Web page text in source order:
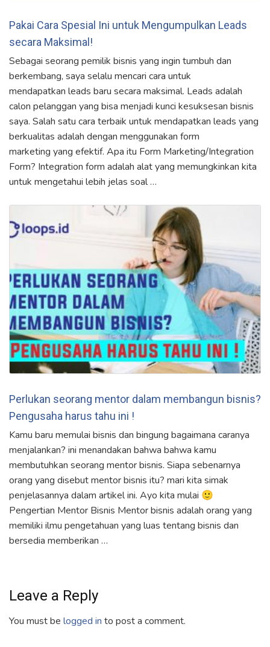
Pakai Cara Spesial Ini untuk Mengumpulkan Leads
secara Maksimal!
Sebagai seorang pemilik bisnis yang ingin tumbuh dan
berkembang, saya selalu mencari cara untuk
mendapatkan leads baru secara maksimal. Leads adalah
calon pelanggan yang bisa menjadi kunci kesuksesan bisnis
saya. Salah satu cara terbaik untuk mendapatkan leads yang
berkualitas adalah dengan menggunakan form
marketing yang efektif. Apa itu Form Marketing/Integration
Form? Integration form adalah alat yang memungkinkan kita
untuk mengetahui lebih jelas soal …
Perlukan seorang mentor dalam membangun bisnis?
Pengusaha harus tahu ini !
Kamu baru memulai bisnis dan bingung bagaimana caranya
menjalankan? ini menandakan bahwa bahwa kamu
membutuhkan seorang mentor bisnis. Siapa sebenarnya
orang yang disebut mentor bisnis itu? mari kita simak
penjelasannya dalam artikel ini. Ayo kita mulai 🙂
Pengertian Mentor Bisnis Mentor bisnis adalah orang yang
memiliki ilmu pengetahuan yang luas tentang bisnis dan
bersedia memberikan …
Leave a Reply
You must be logged in to post a comment.